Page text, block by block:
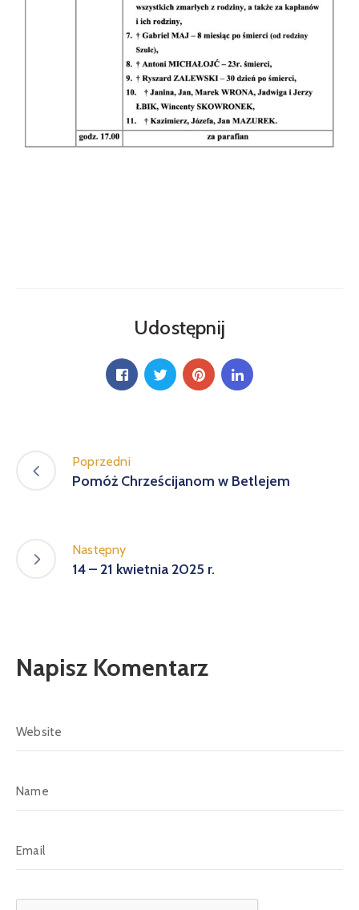
Udostępnij
Poprzedni
Pomóż Chrześcijanom w Betlejem
Następny
14 – 21 kwietnia 2025 r.
Napisz Komentarz